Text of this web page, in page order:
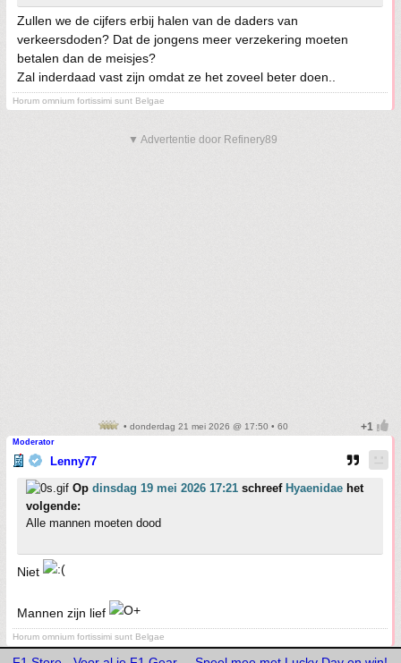
Zullen we de cijfers erbij halen van de daders van
verkeersdoden? Dat de jongens meer verzekering moeten
betalen dan de meisjes?
Zal inderdaad vast zijn omdat ze het zoveel beter doen..
Horum omnium fortissimi sunt Belgae
▼ Advertentie door Refinery89
• donderdag 21 mei 2026 @ 17:50 • 60
Moderator
Lenny77
Op dinsdag 19 mei 2026 17:21 schreef Hyaenidae het
volgende:
Alle mannen moeten dood
Niet
Mannen zijn lief
Horum omnium fortissimi sunt Belgae